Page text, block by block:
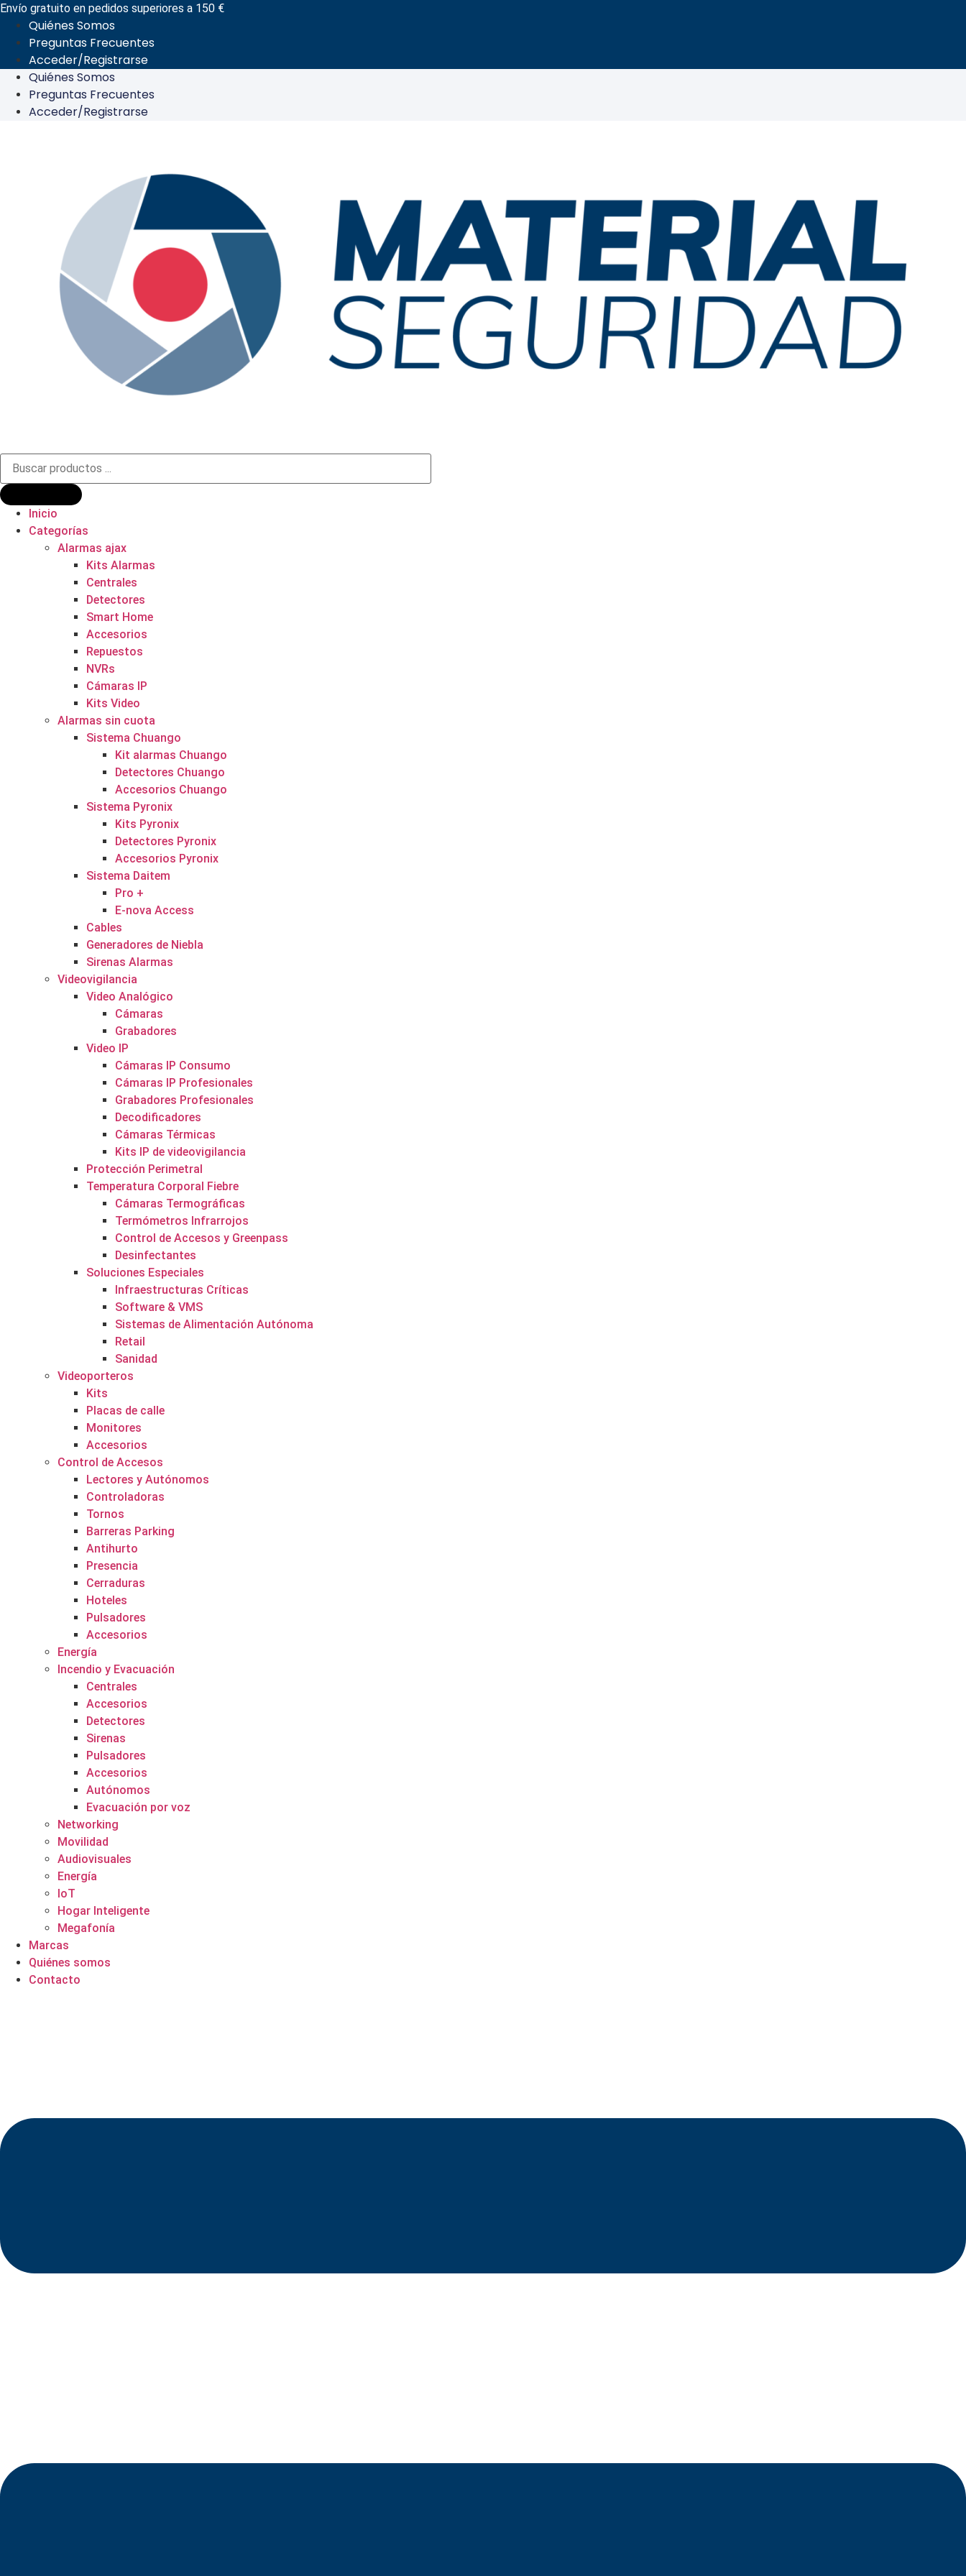
Ir
contenido
Envío gratuito en pedidos superiores a 150 €
Quiénes Somos
Preguntas Frecuentes
Acceder/Registrarse
Quiénes Somos
Preguntas Frecuentes
Acceder/Registrarse
Búsqueda
productos
Inicio
Categorías
Alarmas ajax
Kits Alarmas
Centrales
Detectores
Smart Home
Accesorios
Repuestos
NVRs
Cámaras IP
Kits Video
Alarmas sin cuota
Sistema Chuango
Kit alarmas Chuango
Detectores Chuango
Accesorios Chuango
Sistema Pyronix
Kits Pyronix
Detectores Pyronix
Accesorios Pyronix
Sistema Daitem
Pro +
E-nova Access
Cables
Generadores de Niebla
Sirenas Alarmas
Videovigilancia
Video Analógico
Cámaras
Grabadores
Video IP
Cámaras IP Consumo
Cámaras IP Profesionales
Grabadores Profesionales
Decodificadores
Cámaras Térmicas
Kits IP de videovigilancia
Protección Perimetral
Temperatura Corporal Fiebre
Cámaras Termográficas
Termómetros Infrarrojos
Control de Accesos y Greenpass
Desinfectantes
Soluciones Especiales
Infraestructuras Críticas
Software & VMS
Sistemas de Alimentación Autónoma
Retail
Sanidad
Videoporteros
Kits
Placas de calle
Monitores
Accesorios
Control de Accesos
Lectores y Autónomos
Controladoras
Tornos
Barreras Parking
Antihurto
Presencia
Cerraduras
Hoteles
Pulsadores
Accesorios
Energía
Incendio y Evacuación
Centrales
Accesorios
Detectores
Sirenas
Pulsadores
Accesorios
Autónomos
Evacuación por voz
Networking
Movilidad
Audiovisuales
Energía
IoT
Hogar Inteligente
Megafonía
Marcas
Quiénes somos
Contacto